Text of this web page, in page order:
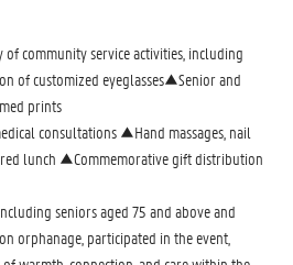
community service activities, including
of customized eyeglasses▲Senior and
prints
consultations ▲Hand massages, nail
lunch ▲Commemorative gift distribution
seniors aged 75 and above and
orphanage, participated in the event,